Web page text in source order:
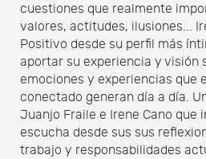
cuestiones que realmente
valores, actitudes, ilusiones...
Positivo desde su perfil más
aportar su experiencia y visión
emociones y experiencias que
conectado generan día a día.
Juanjo Fraile e Irene Cano que
escucha desde sus sus
trabajo y responsabilidades